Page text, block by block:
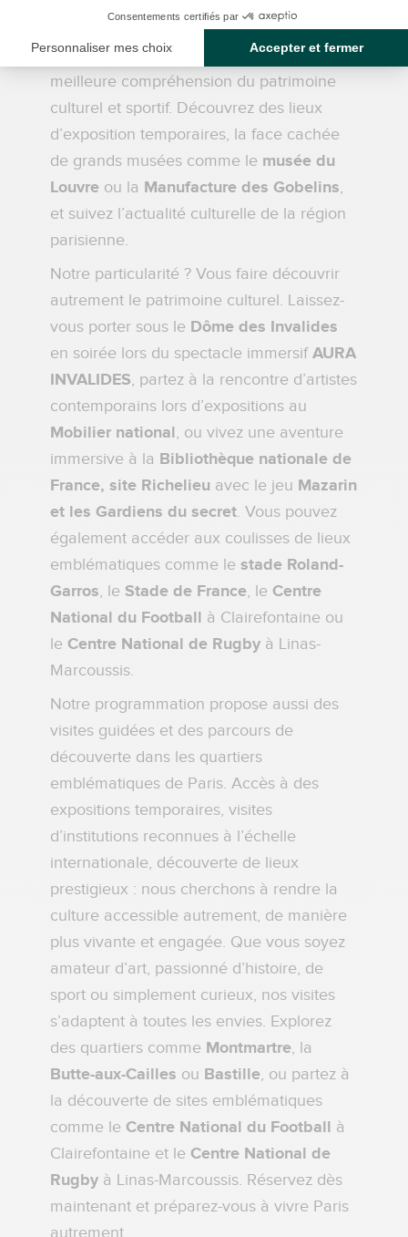
Marcoussis, chaque visite est une
invitation à la découverte et à une
meilleure compréhension du patrimoine
culturel et sportif. Découvrez des lieux
d’exposition temporaires, la face cachée
de grands musées comme le musée du
Louvre ou la Manufacture des Gobelins,
et suivez l’actualité culturelle de la région
parisienne.
Notre particularité ? Vous faire découvrir
autrement le patrimoine culturel. Laissez-
vous porter sous le Dôme des Invalides
en soirée lors du spectacle immersifAURA
INVALIDES, partez à la rencontre d’artistes
contemporains lors d’expositions au
Mobilier national, ou vivez une aventure
immersive à la Bibliothèque nationale de
France, site Richelieu avec le jeu Mazarin
et les Gardiens du secret. Vous pouvez
également accéder aux coulisses de lieux
emblématiques comme le stade Roland-
Garros, le Stade de France, le Centre
National du Football à Clairefontaine ou
le Centre National de Rugby à Linas-
Marcoussis.
Notre programmation propose aussi des
visites guidées et des parcours de
découverte dans les quartiers
emblématiques de Paris. Accès à des
expositions temporaires, visites
d’institutions reconnues à l’échelle
internationale, découverte de lieux
prestigieux : nous cherchons à rendre la
culture accessible autrement, de manière
plus vivante et engagée. Que vous soyez
amateur d’art, passionné d’histoire, de
sport ou simplement curieux, nos visites
s’adaptent à toutes les envies. Explorez
des quartiers comme Montmartre, la
Butte-aux-Cailles ou Bastille, ou partez à
la découverte de sites emblématiques
comme le Centre National du Football à
Clairefontaine et le Centre National de
Rugby à Linas-Marcoussis. Réservez dès
maintenant et préparez-vous à vivre Paris
autrement.